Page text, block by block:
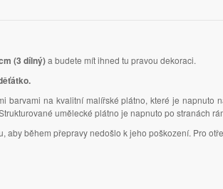
(3 dílný)a budete mít ihned tu pravou dekoraci.
barvami na kvalitní malířské plátno, které je napnuto
umělecké plátno je napnuto po stranách
během přepravy nedošlo k jeho poškození. Pro